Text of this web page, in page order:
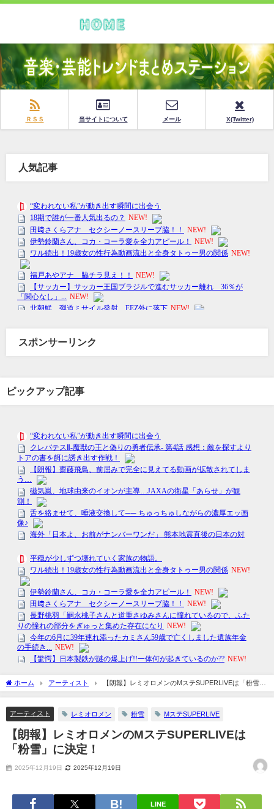
ＲＳＳ 当サイトについて メール X(Twitter)
人気記事
スポンサーリンク
ピックアップ記事
ホーム アーティスト
【朗報】レミオロメンのMステSUPERLIVEは「粉雪」
に決定！
アーティスト レミオロメン 粉雪 MステSUPERLIVE
【朗報】レミオロメンのMステSUPERLIVEは
「粉雪」に決定！
2025年12月19日 2025年12月19日
LINE